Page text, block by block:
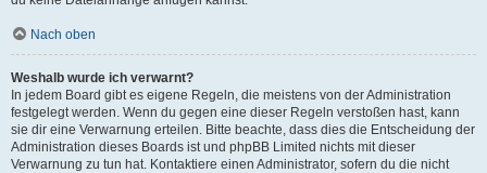
Nach oben
Weshalb wurde ich verwarnt?
In jedem Board gibt es eigene Regeln, die meistens von der Administration
festgelegt werden. Wenn du gegen eine dieser Regeln verstoßen hast, kann
sie dir eine Verwarnung erteilen. Bitte beachte, dass dies die Entscheidung der
Administration dieses Boards ist und phpBB Limited nichts mit dieser
Verwarnung zu tun hat. Kontaktiere einen Administrator, sofern du die nicht